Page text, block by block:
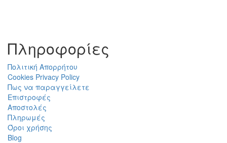
Πληροφορίες
Πολιτική Απορρήτου
Cookies Privacy Policy
Πως να παραγγείλετε
Επιστροφές
Αποστολές
Πληρωμές
Όροι χρήσης
Blog